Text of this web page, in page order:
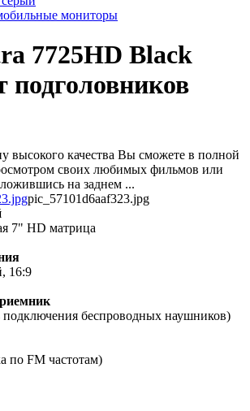
мониторы
7725HD Black
подголовников
высокого качества Вы сможете в полной
своих любимых фильмов или
на заднем ...
pic_57101d6aaf323.jpg
7" HD матрица
16:9
беспроводных наушников)
по FM частотам)